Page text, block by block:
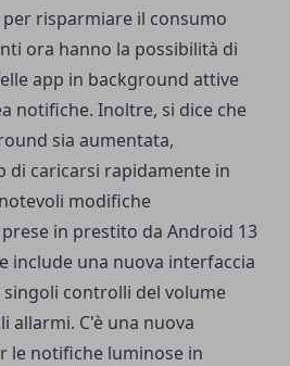
risparmiare il consumo
ora hanno la possibilità di
app in background attive
notifiche. Inoltre, si dice che
sia aumentata,
di caricarsi rapidamente in
modifiche
in prestito da Android 13
include una nuova interfaccia
controlli del volume
allarmi. C'è una nuova
le notifiche luminose in